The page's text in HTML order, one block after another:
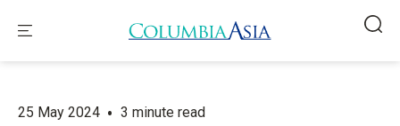
25 May 2024 • 3 minute read